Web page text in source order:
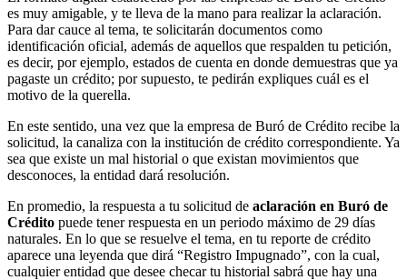
es muy amigable, y te lleva de la mano para realizar la aclaración.
Para dar cauce al tema, te solicitarán documentos como
identificación oficial, además de aquellos que respalden tu petición,
es decir, por ejemplo, estados de cuenta en donde demuestras que ya
pagaste un crédito; por supuesto, te pedirán expliques cuál es el
motivo de la querella.
En este sentido, una vez que la empresa de Buró de Crédito recibe la
solicitud, la canaliza con la institución de crédito correspondiente. Ya
sea que existe un mal historial o que existan movimientos que
desconoces, la entidad dará resolución.
En promedio, la respuesta a tu solicitud de aclaración en Buró de
Crédito puede tener respuesta en un periodo máximo de 29 días
naturales. En lo que se resuelve el tema, en tu reporte de crédito
aparece una leyenda que dirá “Registro Impugnado”, con la cual,
cualquier entidad que desee checar tu historial sabrá que hay una